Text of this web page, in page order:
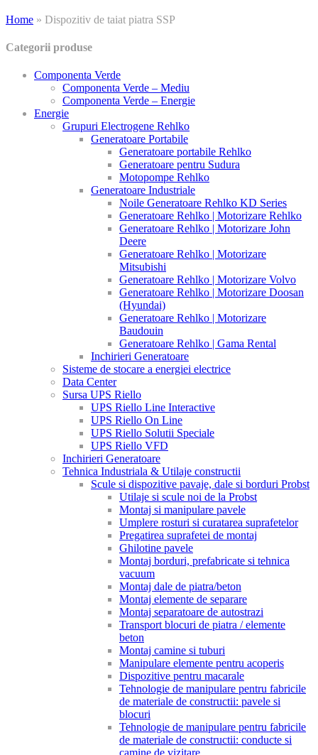
Home » Dispozitiv de taiat piatra SSP
Categorii produse
Componenta Verde
Componenta Verde – Mediu
Componenta Verde – Energie
Energie
Grupuri Electrogene Rehlko
Generatoare Portabile
Generatoare portabile Rehlko
Generatoare pentru Sudura
Motopompe Rehlko
Generatoare Industriale
Noile Generatoare Rehlko KD Series
Generatoare Rehlko | Motorizare Rehlko
Generatoare Rehlko | Motorizare John
Deere
Generatoare Rehlko | Motorizare
Mitsubishi
Generatoare Rehlko | Motorizare Volvo
Generatoare Rehlko | Motorizare Doosan
(Hyundai)
Generatoare Rehlko | Motorizare
Baudouin
Generatoare Rehlko | Gama Rental
Inchirieri Generatoare
Sisteme de stocare a energiei electrice
Data Center
Sursa UPS Riello
UPS Riello Line Interactive
UPS Riello On Line
UPS Riello Solutii Speciale
UPS Riello VFD
Inchirieri Generatoare
Tehnica Industriala & Utilaje constructii
Scule si dispozitive pavaje, dale si borduri Probst
Utilaje si scule noi de la Probst
Montaj si manipulare pavele
Umplere rosturi si curatarea suprafetelor
Pregatirea suprafetei de montaj
Ghilotine pavele
Montaj borduri, prefabricate si tehnica
vacuum
Montaj dale de piatra/beton
Montaj elemente de separare
Montaj separatoare de autostrazi
Transport blocuri de piatra / elemente
beton
Montaj camine si tuburi
Manipulare elemente pentru acoperis
Dispozitive pentru macarale
Tehnologie de manipulare pentru fabricile
de materiale de constructii: pavele si
blocuri
Tehnologie de manipulare pentru fabricile
de materiale de constructii: conducte si